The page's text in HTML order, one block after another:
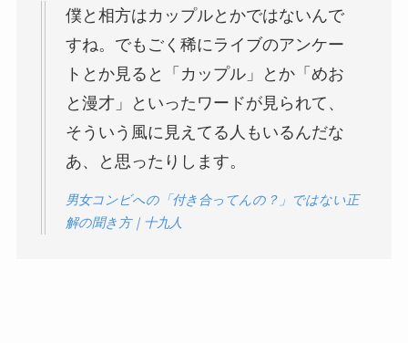
僕と相方はカップルとかではないんで
すね。でもごく稀にライブのアンケー
トとか見ると「カップル」とか「めお
と漫才」といったワードが見られて、
そういう風に見えてる人もいるんだな
あ、と思ったりします。
男女コンビへの「付き合ってんの？」ではない正
解の聞き方｜十九人